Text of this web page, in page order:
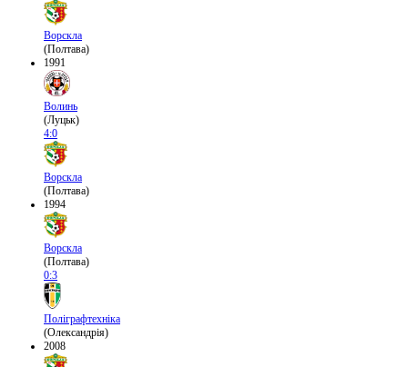
Ворскла
(Полтава)
1991
Волинь
(Луцьк)
4:0
Ворскла
(Полтава)
1994
Ворскла
(Полтава)
0:3
Поліграфтехніка
(Олександрія)
2008